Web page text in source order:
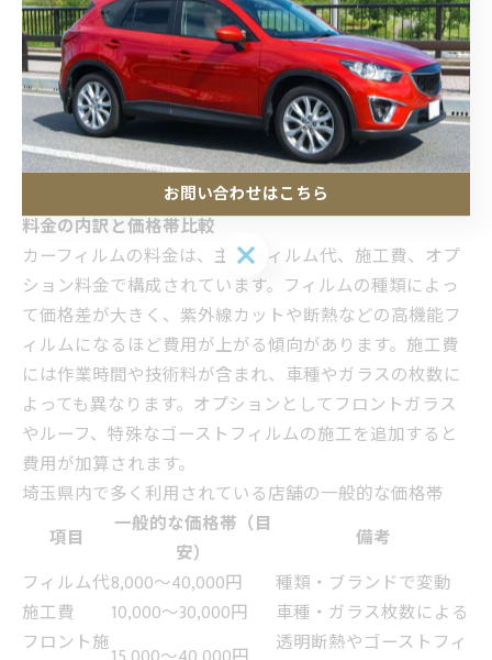
気になる点はすぐに専門店へ相談
埼玉県内のカーフィルム専門店では、アフターケアや無
料点検を実施している店舗も多く、車内環境やフィルム
の美観を長期間保つためのサポートが充実しています。
カーフィルムの料金相場と費用対効果の見極め方
料金の内訳と価格帯比較
カーフィルムの料金は、主にフィルム代、施工費、オプ
ション料金で構成されています。フィルムの種類によっ
て価格差が大きく、紫外線カットや断熱などの高機能フ
ィルムになるほど費用が上がる傾向があります。施工費
には作業時間や技術料が含まれ、車種やガラスの枚数に
よっても異なります。オプションとしてフロントガラス
やルーフ、特殊なゴーストフィルムの施工を追加すると
費用が加算されます。
埼玉県内で多く利用されている店舗の一般的な価格帯
項目
一般的な価格帯（目
安）
備考
フィルム代8,000～40,000円
種類・ブランドで変動
施工費
10,000～30,000円
車種・ガラス枚数による
フロント施
透明断熱やゴーストフィ
お問い合わせはこちら
お問い合わせはこちら